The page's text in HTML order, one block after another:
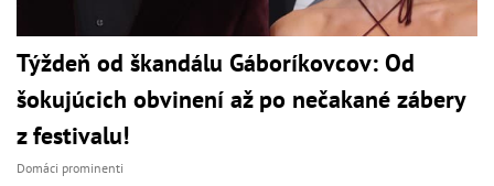
Týždeň od škandálu Gáboríkovcov: Od
šokujúcich obvinení až po nečakané zábery
z festivalu!
Domáci prominenti